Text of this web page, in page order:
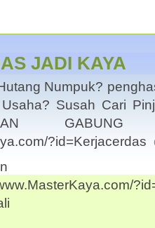
JADI KAYA
Numpuk?
Susah Cari
GABUNG
?id=Kerjacerdas